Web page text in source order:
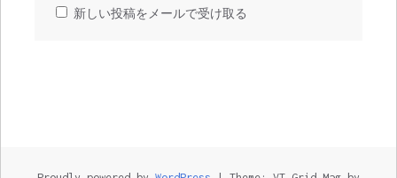
新しい投稿をメールで受け取る